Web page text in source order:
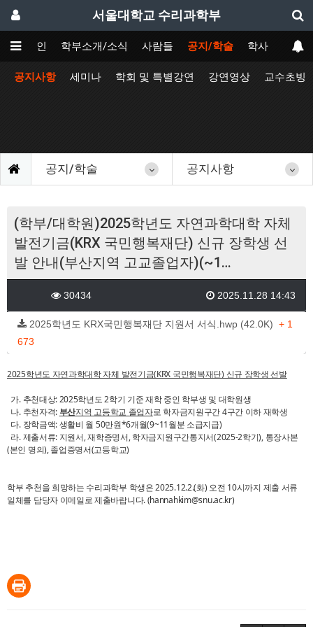
서울대학교 수리과학부
메인 학부소개/소식 사람들 공지/학술 학사
공지사항 세미나 학회 및 특별강연 강연영상 교수초빙
공지/학술 공지사항
(학부/대학원)2025학년도 자연과학대학 자체
발전기금(KRX 국민행복재단) 신규 장학생 선
발 안내(부산지역 고교졸업자)(~1…
30434 2025.11.28 14:43
2025학년도 KRX국민행복재단 지원서 서식.hwp (42.0K) + 1
673
2025학년도 자연과학대학 자체 발전기금(KRX 국민행복재단) 신규 장학생 선발
가. 추천대상: 2025학년도 2학기 기준 재학 중인 학부생 및 대학원생
나. 추천자격: 부산지역 고등학교 졸업자로 학자금지원구간 4구간 이하 재학생
다. 장학금액: 생활비 월 50만원*6개월(9~11월분 소급지급)
라.제출서류: 지원서, 재학증명서, 학자금지원구간통지서(2025-2학기), 통장사본
(본인 명의), 졸업증명서(고등학교)
학부 추천을 희망하는 수리과학부 학생은 2025.12.2.(화) 오전 10시까지 제출 서류
일체를 담당자 이메일로 제출바랍니다. (hannahkim@snu.ac.kr)